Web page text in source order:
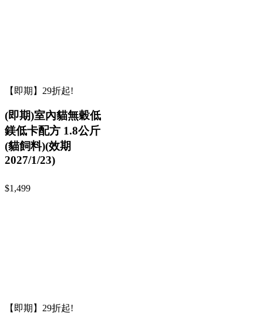
【即期】29折起!
(即期)室內貓無穀低
鎂低卡配方 1.8公斤
(貓飼料)(效期
2027/1/23)
$1,499
【即期】29折起!